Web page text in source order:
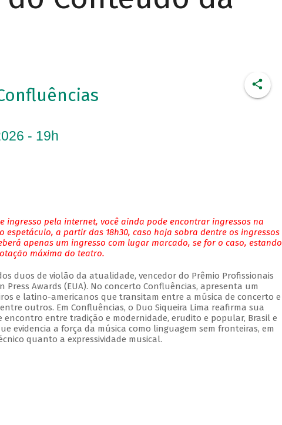
- 19h
ingresso pela internet, você ainda pode encontrar ingressos na
espetáculo, a partir das 18h30, caso haja sobra dentre os ingressos
apenas um ingresso com lugar marcado, se for o caso, estando
máxima do teatro.
duos de violão da atualidade, vencedor do Prêmio Profissionais
Awards (EUA). No concerto Confluências, apresenta um
e latino-americanos que transitam entre a música de concerto e
outros. Em Confluências, o Duo Siqueira Lima reafirma sua
entre tradição e modernidade, erudito e popular, Brasil e
evidencia a força da música como linguagem sem fronteiras, em
quanto a expressividade musical.